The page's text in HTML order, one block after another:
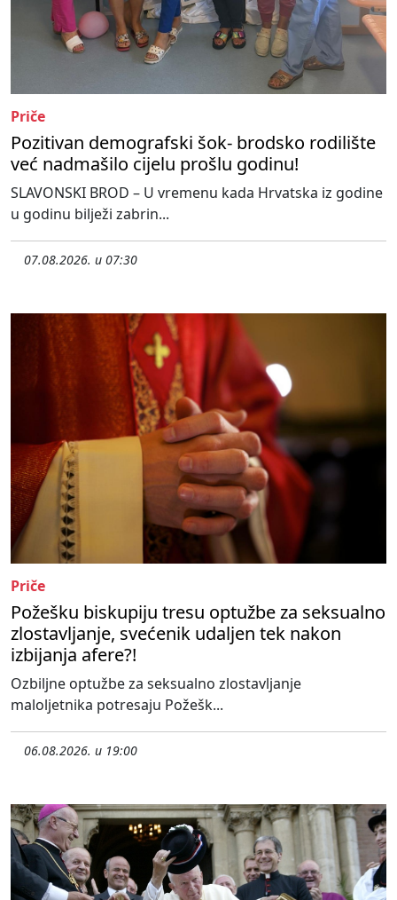
Priče
Pozitivan demografski šok- brodsko rodilište
već nadmašilo cijelu prošlu godinu!
SLAVONSKI BROD – U vremenu kada Hrvatska iz godine
u godinu bilježi zabrin...
07.08.2026. u 07:30
Priče
Požešku biskupiju tresu optužbe za seksualno
zlostavljanje, svećenik udaljen tek nakon
izbijanja afere?!
Ozbiljne optužbe za seksualno zlostavljanje
maloljetnika potresaju Požešk...
06.08.2026. u 19:00